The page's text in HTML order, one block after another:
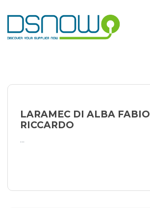
to
content
LARAMEC DI ALBA FABIO
RICCARDO
...